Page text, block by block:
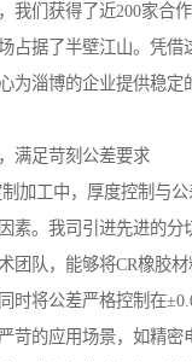
我们获得了近200家合
占据了半壁江山。凭借
为淄博的企业提供稳定
满足苛刻公差要求
加工中，厚度控制与
素。我司引进先进的分
团队，能够将CR橡胶
时将公差严格控制在
苛的应用场景，如精密